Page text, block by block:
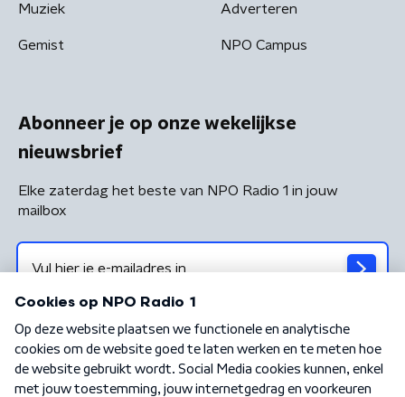
Muziek
Gemist
Adverteren
NPO Campus
Abonneer je op onze wekelijkse
nieuwsbrief
Elke zaterdag het beste van NPO Radio 1 in jouw
mailbox
Algemene voorwaarden